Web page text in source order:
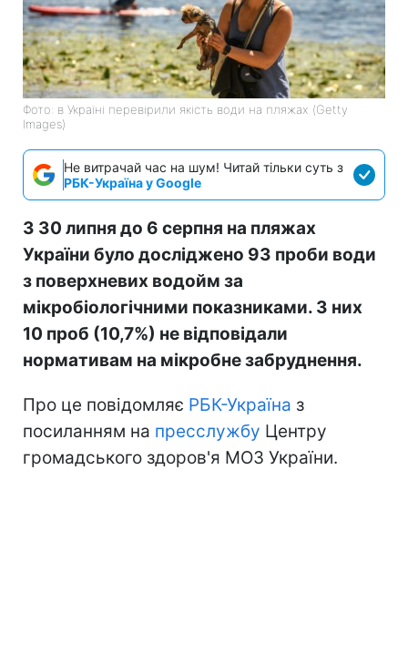
Фото: в Україні перевірили якість води на пляжах (Getty
Images)
Не витрачай час на шум! Читай тільки суть з
РБК-Україна у Google
З 30 липня до 6 серпня на пляжах
України було досліджено 93 проби води
з поверхневих водойм за
мікробіологічними показниками. З них
10 проб (10,7%) не відповідали
нормативам на мікробне забруднення.
Про це повідомляє РБК-Україна з
посиланням на пресслужбу Центру
громадського здоров'я МОЗ України.